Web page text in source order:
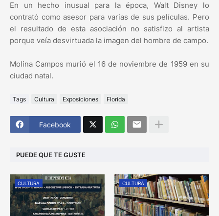
En un hecho inusual para la época, Walt Disney lo
contrató como asesor para varias de sus películas. Pero
el resultado de esta asociación no satisfizo al artista
porque veía desvirtuada la imagen del hombre de campo.
Molina Campos murió el 16 de noviembre de 1959 en su
ciudad natal.
Tags Cultura Exposiciones Florida
Facebook
PUEDE QUE TE GUSTE
CULTURA CULTURA